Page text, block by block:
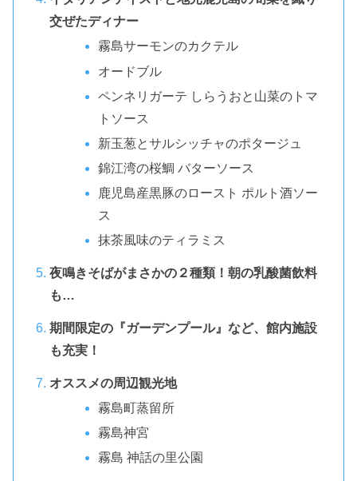
交ぜたディナー
霧島サーモンのカクテル
オードブル
ペンネリガーテ しらうおと山菜のトマ
トソース
新玉葱とサルシッチャのポタージュ
錦江湾の桜鯛 バターソース
鹿児島産黒豚のロースト ポルト酒ソー
ス
抹茶風味のティラミス
夜鳴きそばがまさかの２種類！朝の乳酸菌飲料
も…
期間限定の『ガーデンプール』など、館内施設
も充実！
オススメの周辺観光地
霧島町蒸留所
霧島神宮
霧島 神話の里公園